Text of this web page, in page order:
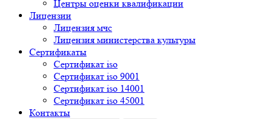
Центры оценки квалификации
Лицензии
Лицензия мчс
Лицензия министерства культуры
Сертификаты
Сертификат iso
Сертификат iso 9001
Сертификат iso 14001
Сертификат iso 45001
Контакты